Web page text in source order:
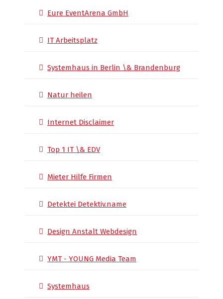
Eure EventArena GmbH
IT Arbeitsplatz
Systemhaus in Berlin \& Brandenburg
Natur heilen
Internet Disclaimer
Top 1 IT \& EDV
Mieter Hilfe Firmen
Detektei Detektiv.name
Design Anstalt Webdesign
YMT - YOUNG Media Team
Systemhaus